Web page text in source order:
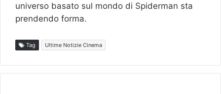
universo basato sul mondo di Spiderman sta
prendendo forma.
Tag Ultime Notizie Cinema